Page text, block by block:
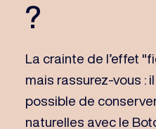
?
La crainte de l’effet
mais rassurez-vous :
possible de
naturelles avec le